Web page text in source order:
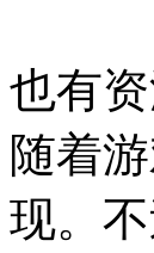
也有
随着
现。